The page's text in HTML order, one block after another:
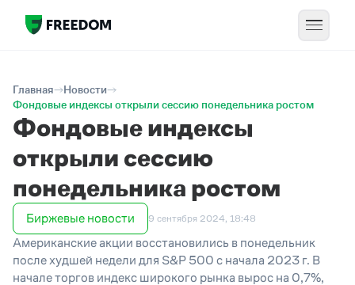
Главная
Новости
Фондовые индексы открыли сессию понедельника ростом
Фондовые индексы
открыли сессию
понедельника ростом
Биржевые новости 9 сентября 2024, 18:48
Американские акции восстановились в понедельник
после худшей недели для S&P 500 с начала 2023 г. В
начале торгов индекс широкого рынка вырос на 0,7%,